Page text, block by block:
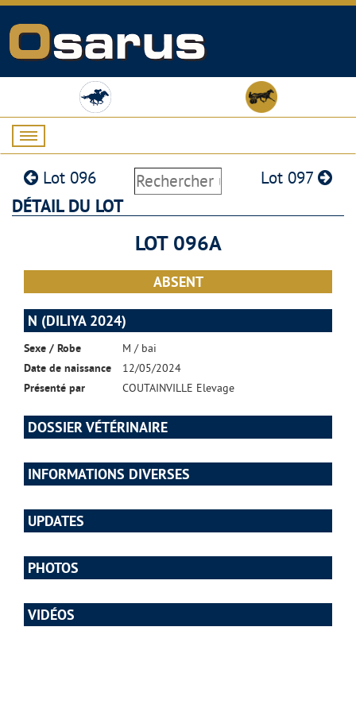
Lot 096 Lot 097
DÉTAIL DU LOT
LOT 096A
ABSENT
N (DILIYA 2024)
Sexe / Robe
M / bai
Date de naissance
12/05/2024
Présenté par
COUTAINVILLE Elevage
DOSSIER VÉTÉRINAIRE
INFORMATIONS DIVERSES
UPDATES
PHOTOS
VIDÉOS